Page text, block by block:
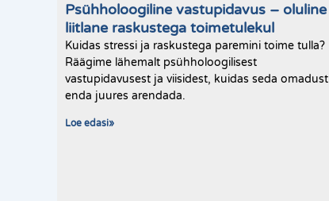
Psühholoogiline vastupidavus – oluline
liitlane raskustega toimetulekul
Kuidas stressi ja raskustega paremini toime tulla?
Räägime lähemalt psühholoogilisest
vastupidavusest ja viisidest, kuidas seda omadust
enda juures arendada.
Loe edasi»